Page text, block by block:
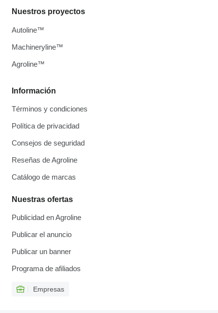
Información
Términos y condiciones
Política de privacidad
Consejos de seguridad
Reseñas de Agroline
Catálogo de marcas
Nuestras ofertas
Publicidad en Agroline
Publicar el anuncio
Publicar un banner
Programa de afiliados
Empresas
Nuestros proyectos
Autoline™
Machineryline™
Agroline™